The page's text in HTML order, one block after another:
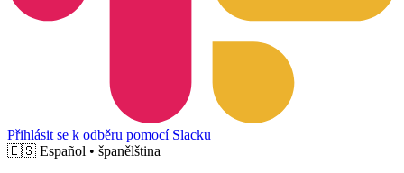
Přihlásit se k odběru pomocí Slacku
🇪🇸 Español • španělština